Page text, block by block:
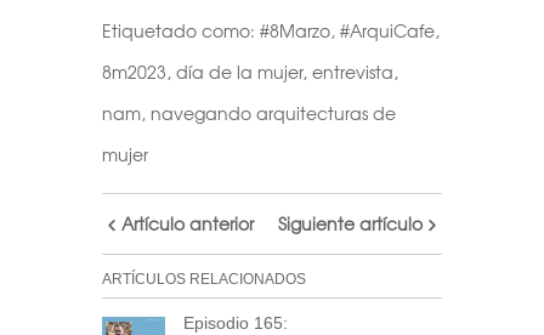
Etiquetado como: #8Marzo, #ArquiCafe,
8m2023, día de la mujer, entrevista,
nam, navegando arquitecturas de
mujer
Artículo anterior Siguiente artículo
ARTÍCULOS RELACIONADOS
Episodio 165: